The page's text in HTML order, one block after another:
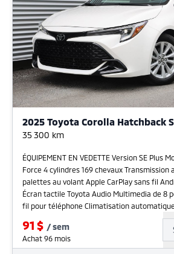
2025 Toyota Corolla Hatchback
35 300 km
ÉQUIPEMENT EN VEDETTE Version SE Plus
Force 4 cylindres 169 chevaux Transmission
palettes au volant Apple CarPlay sans fil
Écran tactile Toyota Audio Multimedia de 8
fil pour téléphone Climatisation
91 $ /sem
Achat 96 mois